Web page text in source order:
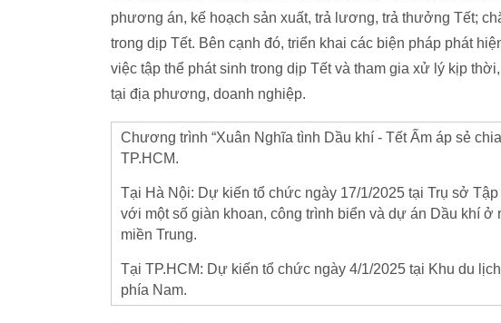
phương án, kế hoạch sản xuất, trả lương, trả thưởng Tết;
trong dịp Tết. Bên cạnh đó, triển khai các biện pháp phát
việc tập thể phát sinh trong dịp Tết và tham gia xử lý kịp
tại địa phương, doanh nghiệp.
Chương trình “Xuân Nghĩa tình Dầu khí - Tết Ấm áp sẻ
TP.HCM.
Tại Hà Nội: Dự kiến tổ chức ngày 17/1/2025 tại Trụ sở
với một số giàn khoan, công trình biển và dự án Dầu khí
miền Trung.
Tại TP.HCM: Dự kiến tổ chức ngày 4/1/2025 tại Khu du
phía Nam.